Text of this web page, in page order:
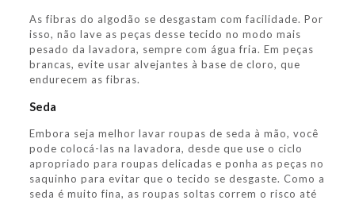
As fibras do algodão se desgastam com facilidade. Por
isso, não lave as peças desse tecido no modo mais
pesado da lavadora, sempre com água fria. Em peças
brancas, evite usar alvejantes à base de cloro, que
endurecem as fibras.
Seda
Embora seja melhor lavar roupas de seda à mão, você
pode colocá-las na lavadora, desde que use o ciclo
apropriado para roupas delicadas e ponha as peças no
saquinho para evitar que o tecido se desgaste. Como a
seda é muito fina, as roupas soltas correm o risco até